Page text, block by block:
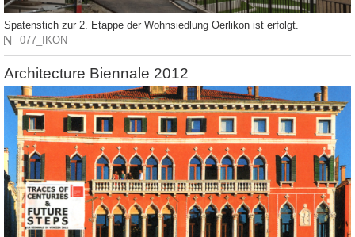
Spatenstich zur 2. Etappe der Wohnsiedlung Oerlikon ist erfolgt.
N 077_IKON
Architecture Biennale 2012